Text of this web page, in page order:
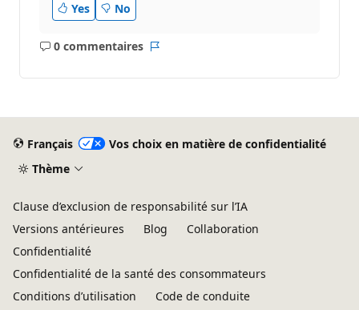
Yes
No
0 commentaires
Aucun
Rapport
Français
Vos choix en matière de confidentialité
Thème
Clause d’exclusion de responsabilité sur l’IA
Versions antérieures
Blog
Collaboration
Confidentialité
Confidentialité de la santé des consommateurs
Conditions d’utilisation
Code de conduite